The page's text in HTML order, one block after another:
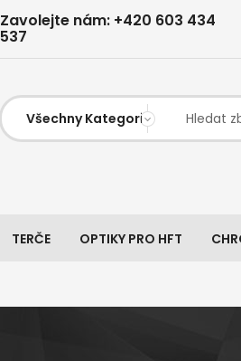
Zavolejte nám: +420 603 434
537
TERČE OPTIKY PRO HFT